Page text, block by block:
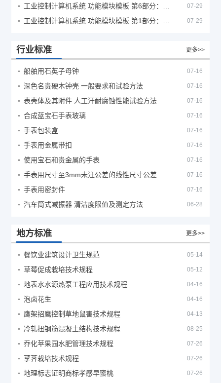
07-29
07-29
行业标准 更多>>
船舶用石英子母钟 07-16
深色名贵硬木钟壳 一般要求和试验方法 07-16
表壳体及其附件 人工汗耐腐蚀性能试验方法 07-16
合成蓝宝石手表玻璃 07-16
手表包装盒 07-16
手表用金属带扣 07-16
使用宝石和贵金属的手表 07-16
手表用尺寸至3mm未注公差的线性尺寸公差 07-16
手表用密封件 07-16
汽车筒式减振器 清洁度限值及测定方法 06-28
地方标准 更多>>
餐饮业建筑设计卫生规范 05-14
草莓促成栽培技术规程 05-12
地表水水源热泵工程应用技术规程 04-16
泡卤花生 04-16
鹰架招鹰控制草地鼠害技术规程 04-13
冷轧扭钢筋混凝土结构技术规程 08-25
乔化苹果园水肥管理技术规程 07-26
莩荠栽培技术规程 07-26
地理标志证明商标孝感早蜜桃 07-26